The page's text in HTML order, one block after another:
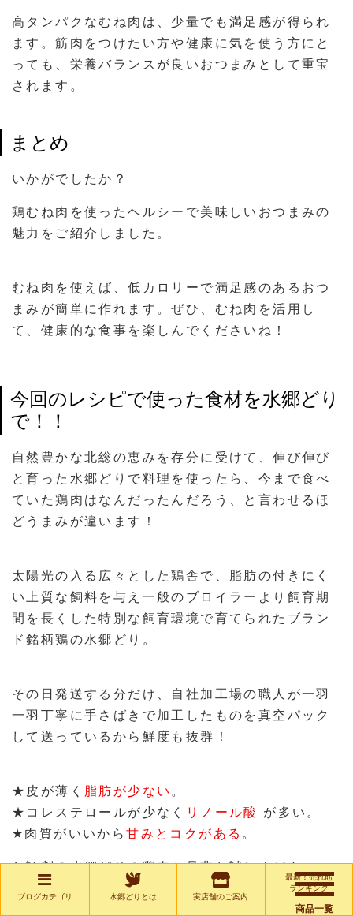
商品一覧
高タンパクなむね肉は、少量でも満足感が得られ
ます。筋肉をつけたい方や健康に気を使う方にと
っても、栄養バランスが良いおつまみとして重宝
されます。
まとめ
いかがでしたか？
鶏むね肉を使ったヘルシーで美味しいおつまみの
魅力をご紹介しました。
むね肉を使えば、低カロリーで満足感のあるおつ
まみが簡単に作れます。ぜひ、むね肉を活用し
て、健康的な食事を楽しんでくださいね！
今回のレシピで使った食材を水郷どり
で！！
自然豊かな北総の恵みを存分に受けて、伸び伸び
と育った水郷どりで料理を使ったら、今まで食べ
ていた鶏肉はなんだったんだろう、と言わせるほ
どうまみが違います！
太陽光の入る広々とした鶏舎で、脂肪の付きにく
い上質な飼料を与え一般のブロイラーより飼育期
間を長くした特別な飼育環境で育てられたブラン
ド銘柄鶏の水郷どり。
その日発送する分だけ、自社加工場の職人が一羽
一羽丁寧に手さばきで加工したものを真空パック
して送っているから鮮度も抜群！
★皮が薄く 脂肪が少ない 。
★コレステロールが少なく
リノール酸
が多い。
★肉質がいいから甘みとコクがある 。
と評判の水郷どりの鶏肉を是非お試しください。
ブログカテゴリ 水郷どりとは 実店舗のご案内
最新！売れ筋
ランキング